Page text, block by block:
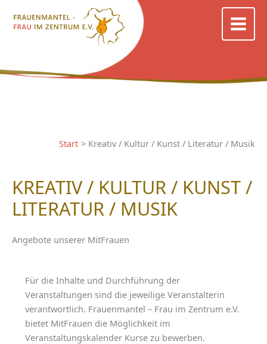
Inhalt
Start Kreativ / Kultur / Kunst / Literatur / Musik
KREATIV / KULTUR / KUNST /
LITERATUR / MUSIK
Angebote unserer MitFrauen
Für die Inhalte und Durchführung der
Veranstaltungen sind die jeweilige Veranstalterin
verantwortlich. Frauenmantel – Frau im Zentrum e.V.
bietet MitFrauen die Möglichkeit im
Veranstaltungskalender Kurse zu bewerben.